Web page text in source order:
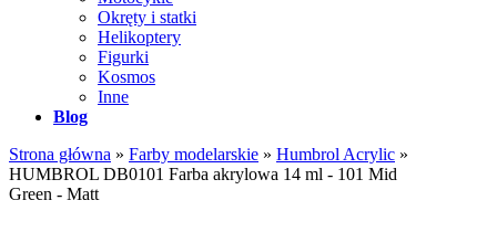
Okręty i statki
Helikoptery
Figurki
Kosmos
Inne
Blog
Strona główna » Farby modelarskie » Humbrol Acrylic »
HUMBROL DB0101 Farba akrylowa 14 ml - 101 Mid
Green - Matt